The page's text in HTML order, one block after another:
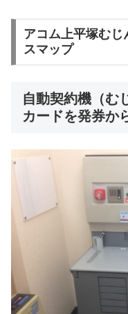
アコム上平塚むじ
スマップ
自動契約機（む
カードを発券か